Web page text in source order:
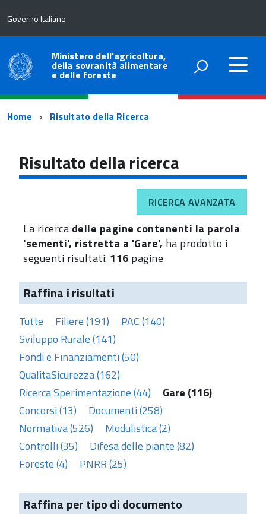
Governo Italiano
Ministero dell'agricoltura,
della sovranità alimentare
e delle foreste
Percorso
navigazione
Home Risultato della Ricerca
Risultato della ricerca
RICERCA AVANZATA
La ricerca delle pagine contenenti la parola
'sementi', ristretta a 'Gare', ha prodotto i
seguenti risultati: 116 pagine
Raffina i risultati
Tutte Filiere (191)
PAC (140)
Sviluppo Rurale (141)
Fondi e Finanziamenti (50)
QualitaSicurezza (162)
Ricerca Sperimentazione (44)
Gare (116)
Concorsi (13)
Documenti (258)
Normativa (526)
Modulistica (2)
Controlli (35)
Difesa delle piante (82)
Foreste (4)
PNRR (25)
Raffina per tipo di documento